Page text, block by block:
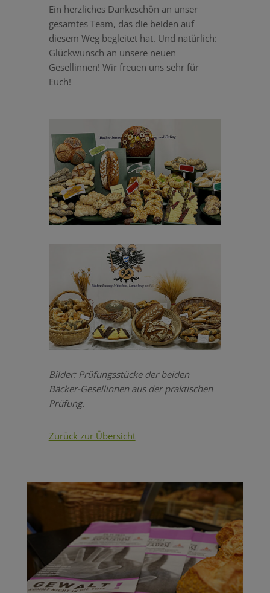
Ein herzliches Dankeschön an unser
gesamtes Team, das die beiden auf
diesem Weg begleitet hat. Und natürlich:
Glückwunsch an unsere neuen
Gesellinnen! Wir freuen uns sehr für
Euch!
Bilder: Prüfungsstücke der beiden
Bäcker-Gesellinnen aus der praktischen
Prüfung.
Zurück zur Übersicht